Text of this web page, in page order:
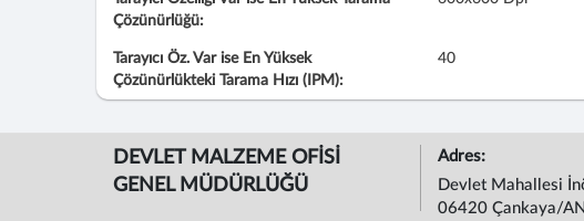
Çözünürlüğü:
Tarayıcı Öz. Var ise En Yüksek
Çözünürlükteki Tarama Hızı (IPM):
40
DEVLET MALZEME OFİSİ
GENEL MÜDÜRLÜĞÜ
Adres:
Devlet Mahallesi
06420 Çankaya/